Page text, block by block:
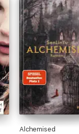
Alchemised